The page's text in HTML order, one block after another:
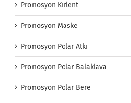
Promosyon Kırlent
Promosyon Maske
Promosyon Polar Atkı
Promosyon Polar Balaklava
Promosyon Polar Bere